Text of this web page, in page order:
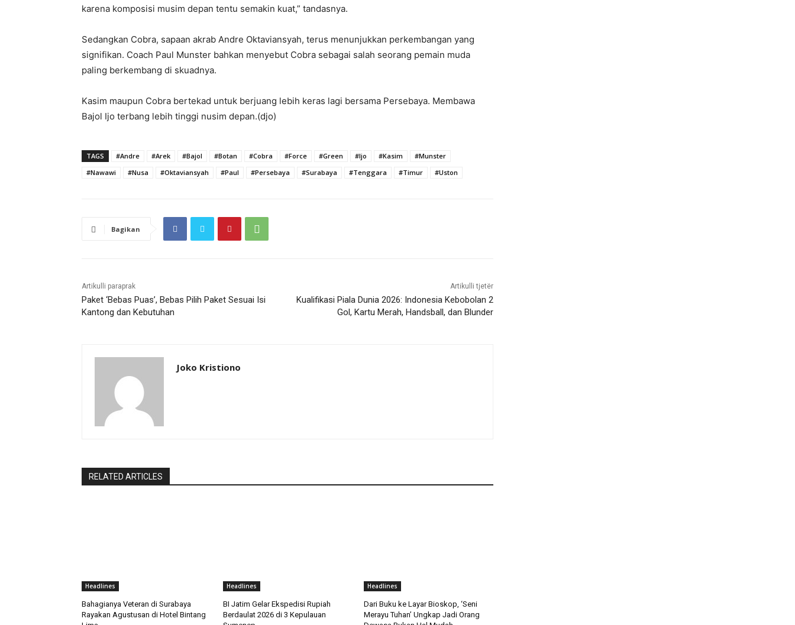
karena komposisi musim depan tentu semakin kuat,” tandasnya.
Sedangkan Cobra, sapaan akrab Andre Oktaviansyah, terus menunjukkan perkembangan yang
signifikan. Coach Paul Munster bahkan menyebut Cobra sebagai salah seorang pemain muda
paling berkembang di skuadnya.
Kasim maupun Cobra bertekad untuk berjuang lebih keras lagi bersama Persebaya. Membawa
Bajol Ijo terbang lebih tinggi nusim depan.(djo)
TAGS #Andre #Arek #Bajol #Botan #Cobra #Force #Green #Ijo #Kasim
#Munster
#Nawawi
#Nusa #Oktaviansyah #Paul #Persebaya #Surabaya #Tenggara #Timur #Uston
Bagikan
Artikulli paraprak
Paket ‘Bebas Puas’, Bebas Pilih Paket Sesuai Isi
Kantong dan Kebutuhan
Artikulli tjetër
Kualifikasi Piala Dunia 2026: Indonesia Kebobolan 2
Gol, Kartu Merah, Handsball, dan Blunder
Joko Kristiono
RELATED ARTICLES
Headlines
Bahagianya Veteran di Surabaya
Rayakan Agustusan di Hotel Bintang
Headlines
BI Jatim Gelar Ekspedisi Rupiah
Berdaulat 2026 di 3 Kepulauan
Headlines
Dari Buku ke Layar Bioskop, ‘Seni
Merayu Tuhan’ Ungkap Jadi Orang